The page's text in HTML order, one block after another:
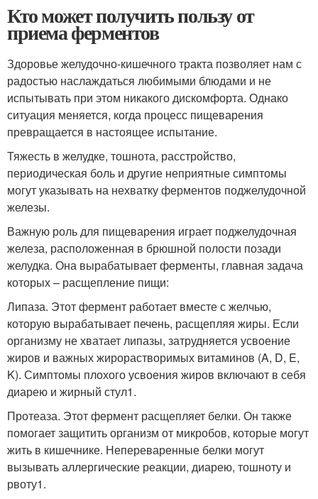
Кто может получить пользу от
приема ферментов
Здоровье желудочно-кишечного тракта позволяет нам с
радостью наслаждаться любимыми блюдами и не
испытывать при этом никакого дискомфорта. Однако
ситуация меняется, когда процесс пищеварения
превращается в настоящее испытание.
Тяжесть в желудке, тошнота, расстройство,
периодическая боль и другие неприятные симптомы
могут указывать на нехватку ферментов поджелудочной
железы.
Важную роль для пищеварения играет поджелудочная
железа, расположенная в брюшной полости позади
желудка. Она вырабатывает ферменты, главная задача
которых – расщепление пищи:
Липаза. Этот фермент работает вместе с желчью,
которую вырабатывает печень, расщепляя жиры. Если
организму не хватает липазы, затрудняется усвоение
жиров и важных жирорастворимых витаминов (A, D, E,
K). Симптомы плохого усвоения жиров включают в себя
диарею и жирный стул1.
Протеаза. Этот фермент расщепляет белки. Он также
помогает защитить организм от микробов, которые могут
жить в кишечнике. Непереваренные белки могут
вызывать аллергические реакции, диарею, тошноту и
рвоту1.